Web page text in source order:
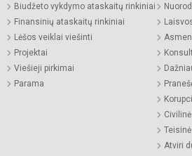
Biudžeto vykdymo ataskaitų rinkiniai
Finansinių ataskaitų rinkiniai
Lėšos veiklai viešinti
Projektai
Viešieji pirkimai
Parama
Atviri